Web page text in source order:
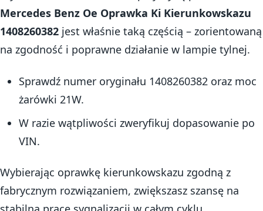
Mercedes Benz Oe Oprawka Ki Kierunkowskazu
1408260382 jest właśnie taką częścią – zorientowaną
na zgodność i poprawne działanie w lampie tylnej.
Sprawdź numer oryginału 1408260382 oraz moc
żarówki 21W.
W razie wątpliwości zweryfikuj dopasowanie po
VIN.
Wybierając oprawkę kierunkowskazu zgodną z
fabrycznym rozwiązaniem, zwiększasz szansę na